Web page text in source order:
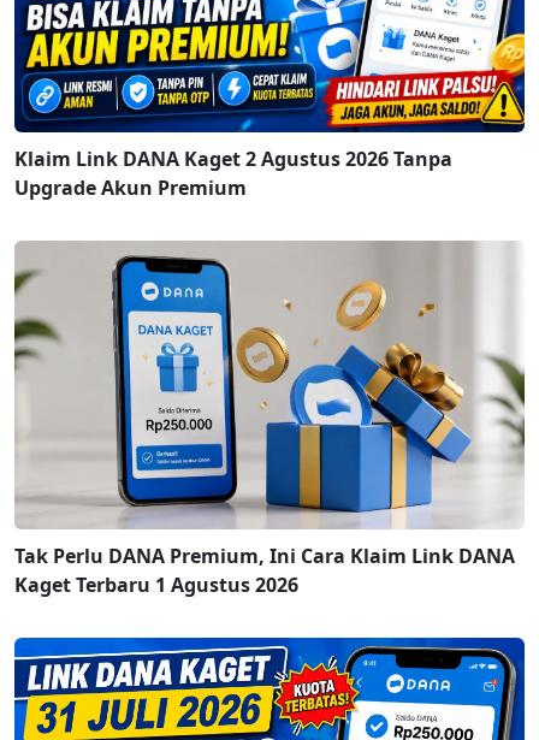
Klaim Link DANA Kaget 2 Agustus 2026 Tanpa
Upgrade Akun Premium
Tak Perlu DANA Premium, Ini Cara Klaim Link DANA
Kaget Terbaru 1 Agustus 2026